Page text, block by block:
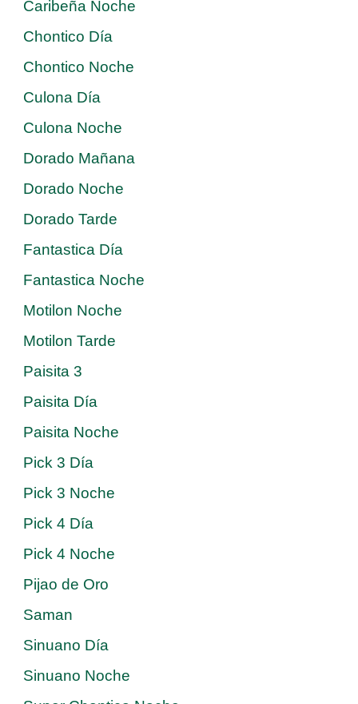
Caribeña Noche
Chontico Día
Chontico Noche
Culona Día
Culona Noche
Dorado Mañana
Dorado Noche
Dorado Tarde
Fantastica Día
Fantastica Noche
Motilon Noche
Motilon Tarde
Paisita 3
Paisita Día
Paisita Noche
Pick 3 Día
Pick 3 Noche
Pick 4 Día
Pick 4 Noche
Pijao de Oro
Saman
Sinuano Día
Sinuano Noche